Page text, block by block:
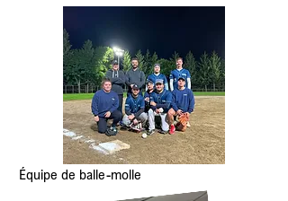
Équipe de balle-molle